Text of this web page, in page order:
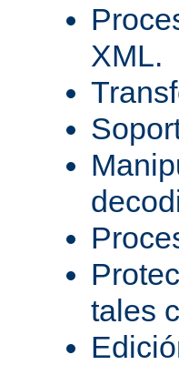
XML.
tales